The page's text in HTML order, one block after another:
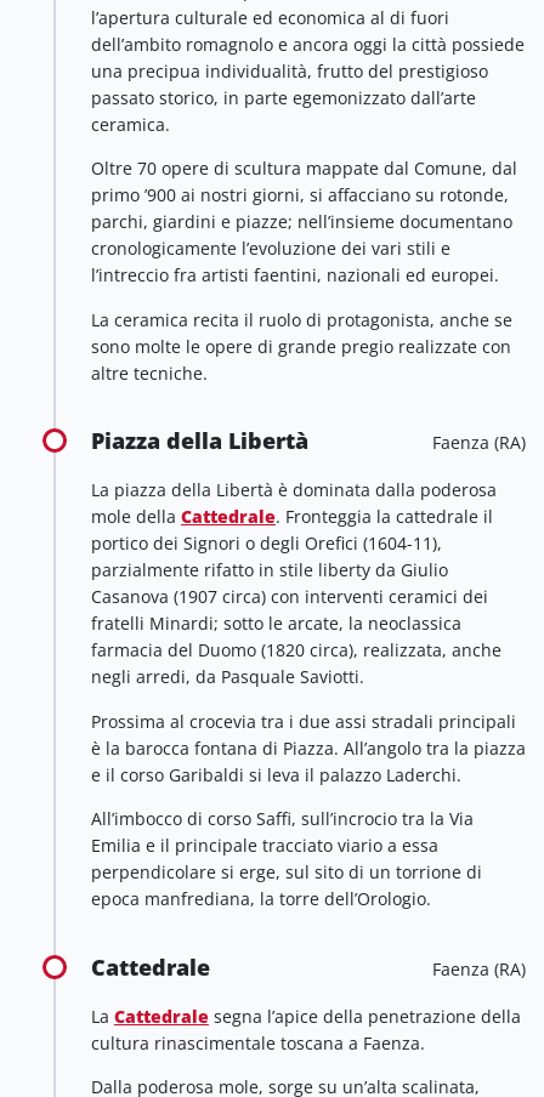
l’apertura culturale ed economica al di fuori
dell’ambito romagnolo e ancora oggi la città possiede
una precipua individualità, frutto del prestigioso
passato storico, in parte egemonizzato dall’arte
ceramica.
Oltre 70 opere di scultura mappate dal Comune, dal
primo ’900 ai nostri giorni, si affacciano su rotonde,
parchi, giardini e piazze; nell’insieme documentano
cronologicamente l’evoluzione dei vari stili e
l’intreccio fra artisti faentini, nazionali ed europei.
La ceramica recita il ruolo di protagonista, anche se
sono molte le opere di grande pregio realizzate con
altre tecniche.
Piazza della Libertà Faenza (RA)
La piazza della Libertà è dominata dalla poderosa
mole della Cattedrale. Fronteggia la cattedrale il
portico dei Signori o degli Orefici (1604-11),
parzialmente rifatto in stile liberty da Giulio
Casanova (1907 circa) con interventi ceramici dei
fratelli Minardi; sotto le arcate, la neoclassica
farmacia del Duomo (1820 circa), realizzata, anche
negli arredi, da Pasquale Saviotti.
Prossima al crocevia tra i due assi stradali principali
è la barocca fontana di Piazza. All’angolo tra la piazza
e il corso Garibaldi si leva il palazzo Laderchi.
All’imbocco di corso Saffi, sull’incrocio tra la Via
Emilia e il principale tracciato viario a essa
perpendicolare si erge, sul sito di un torrione di
epoca manfrediana, la torre dell’Orologio.
Cattedrale Faenza (RA)
La Cattedrale segna l’apice della penetrazione della
cultura rinascimentale toscana a Faenza.
Dalla poderosa mole, sorge su un’alta scalinata,